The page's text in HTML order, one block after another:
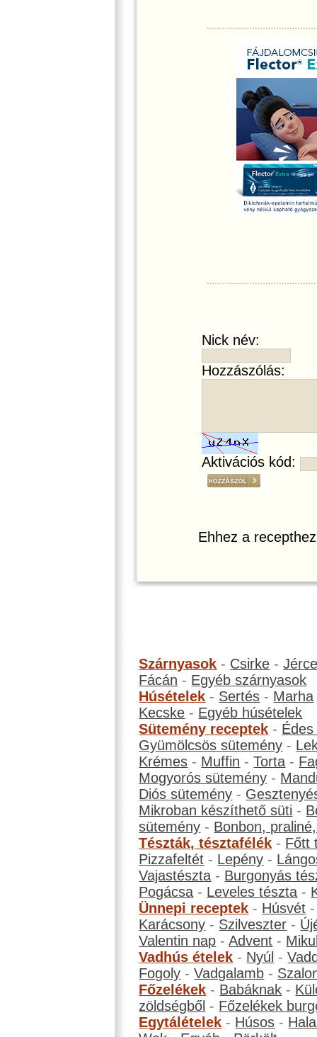
Nick név:
Hozzászólás:
Aktivációs kód:
Ehhez a
Szárnyasok - Csirke -
Fácán - Egyéb szárnyasok
Húsételek - Sertés - Marha
Kecske - Egyéb húsételek
Sütemény receptek -
Gyümölcsös sütemény -
Krémes - Muffin -Torta -
Mogyorós sütemény -
Diós sütemény -
Mikroban készíthető süti -
sütemény - Bonbon,
Tészták, tésztafélék - Főtt
Pizzafeltét - Lepény -
Vajastészta - Burgonyás
Pogácsa - Leveles tészta -
Ünnepi receptek - Húsvét
Karácsony - Szilveszter -
Valentin nap -Advent -
Vadhús ételek - Nyúl -
Fogoly -Vadgalamb -
Főzelékek - Babáknak -
zöldségből - Főzelékek
Egytálételek - Húsos -